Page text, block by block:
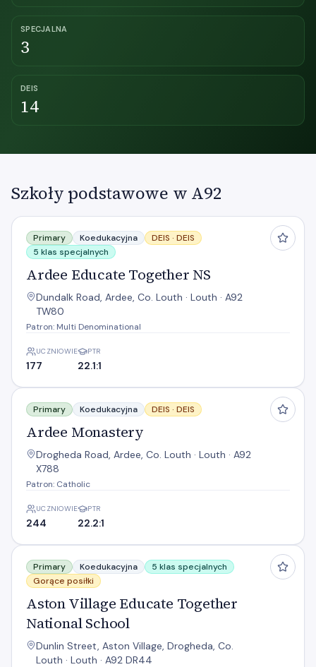
SPECJALNA
3
DEIS
14
Szkoły podstawowe w A92
Ardee Educate Together NS
Primary Koedukacyjna DEIS · DEIS
5 klas specjalnych
Ardee Educate Together NS
Dundalk Road, Ardee, Co. Louth · Louth · A92
TW80
Patron: Multi Denominational
UCZNIOWIE
177
PTR
22.1:1
Ardee Monastery
Primary Koedukacyjna DEIS · DEIS
Ardee Monastery
Drogheda Road, Ardee, Co. Louth · Louth · A92
X788
Patron: Catholic
UCZNIOWIE
244
PTR
22.2:1
Aston Village Educate Together National School
Primary Koedukacyjna
5 klas specjalnych
Gorące posiłki
Aston Village Educate Together
National School
Dunlin Street, Aston Village, Drogheda, Co.
Louth · Louth · A92 DR44